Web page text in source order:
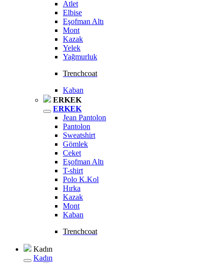
Atlet
Elbise
Eşofman Altı
Mont
Kazak
Yelek
Yağmurluk
Trenchcoat
Kaban
ERKEK
ERKEK
Jean Pantolon
Pantolon
Sweatshirt
Gömlek
Ceket
Eşofman Altı
T-shirt
Polo K.Kol
Hırka
Kazak
Mont
Kaban
Trenchcoat
Kadın
Kadın